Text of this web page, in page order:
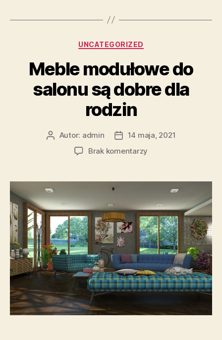
Kategorie
UNCATEGORIZED
Meble modułowe do
salonu są dobre dla
rodzin
AutorAutor: admin
Data
wpisu
14 maja, 2021
Brak komentarzy
do
są
dobre
dla
rodzin